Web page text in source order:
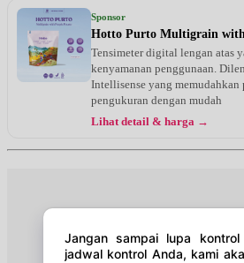
Jam 11:00 - 13:00
EKSEKUTIF
Sabtu, 29/08/2026
Jam 16:00 - 17:00
Selasa, 01/09/2026
Jam 11:00 - 13:00
Sponsor
Hotto Purto Multigrain
Tensimeter digital lengan atas
kenyamanan penggunaan.
Intellisense yang
pengukuran dengan mudah
Lihat detail & harga →